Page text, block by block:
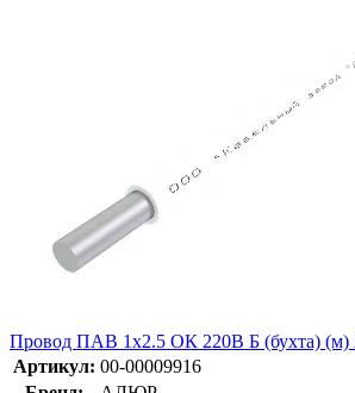
Провод ПАВ 1х2.5 ОК 220В Б (бухта)
Артикул: 00-00009916